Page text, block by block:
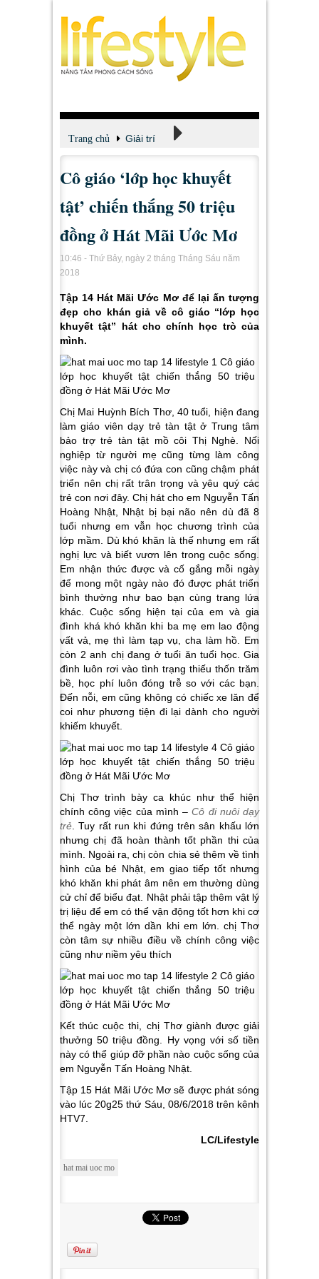
Trang chủ Giải trí
Xem - Nghe - Đọc
Cô giáo ‘lớp học khuyết
tật’ chiến thắng 50 triệu
đồng ở Hát Mãi Ước Mơ
10:46 - Thứ Bảy, ngày 2 tháng Tháng Sáu năm
2018
Tập 14 Hát Mãi Ước Mơ để lại ấn tượng
đẹp cho khán giả về cô giáo “lớp học
khuyết tật” hát cho chính học trò của
mình.
Chị Mai Huỳnh Bích Thơ, 40 tuổi, hiện đang
làm giáo viên dạy trẻ tàn tật ở Trung tâm
bảo trợ trẻ tàn tật mồ côi Thị Nghè. Nối
nghiệp từ người mẹ cũng từng làm công
việc này và chị có đứa con cũng chậm phát
triển nên chị rất trân trọng và yêu quý các
trẻ con nơi đây. Chị hát cho em Nguyễn Tấn
Hoàng Nhật, Nhật bị bại não nên dù đã 8
tuổi nhưng em vẫn học chương trình của
lớp mầm. Dù khó khăn là thế nhưng em rất
nghị lực và biết vươn lên trong cuộc sống.
Em nhận thức được và cố gắng mỗi ngày
để mong một ngày nào đó được phát triển
bình thường như bao bạn cùng trang lứa
khác. Cuộc sống hiện tại của em và gia
đình khá khó khăn khi ba mẹ em lao động
vất vả, mẹ thì làm tạp vụ, cha làm hồ. Em
còn 2 anh chị đang ở tuổi ăn tuổi học. Gia
đình luôn rơi vào tình trạng thiếu thốn trăm
bề, học phí luôn đóng trễ so với các bạn.
Đến nỗi, em cũng không có chiếc xe lăn để
coi như phương tiện đi lại dành cho người
khiếm khuyết.
Chị Thơ trình bày ca khúc như thể hiện
chính công việc của mình –Cô đi nuôi dạy
trẻ . Tuy rất run khi đứng trên sân khấu lớn
nhưng chị đã hoàn thành tốt phần thi của
mình. Ngoài ra, chị còn chia sẻ thêm về tình
hình của bé Nhật, em giao tiếp tốt nhưng
khó khăn khi phát âm nên em thường dùng
cử chỉ để biểu đạt. Nhật phải tập thêm vật lý
trị liệu để em có thể vận động tốt hơn khi cơ
thể ngày một lớn dần khi em lớn. chị Thơ
còn tâm sự nhiều điều về chính công việc
cũng như niềm yêu thích
Kết thúc cuộc thi, chị Thơ giành được giải
thưởng 50 triệu đồng. Hy vọng với số tiền
này có thể giúp đỡ phần nào cuộc sống của
em Nguyễn Tấn Hoàng Nhật.
Tập 15 Hát Mãi Ước Mơ sẽ được phát sóng
vào lúc 20g25 thứ Sáu, 08/6/2018 trên kênh
HTV7.
LC/Lifestyle
hat mai uoc mo